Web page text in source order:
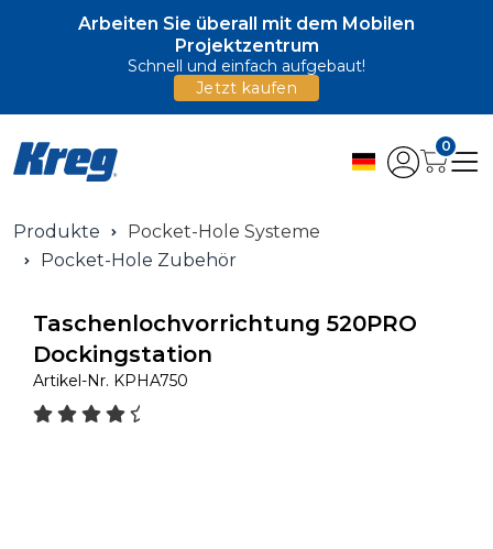
Arbeiten Sie überall mit dem Mobilen
Projektzentrum
Schnell und einfach aufgebaut!
Jetzt kaufen
0
Produkte
Pocket-Hole Systeme
Pocket-Hole Zubehör
Taschenlochvorrichtung 520PRO
Dockingstation
Artikel-Nr. KPHA750